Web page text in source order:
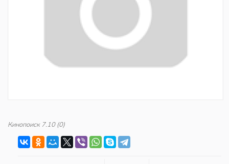
Кинопоиск 7.10(0)